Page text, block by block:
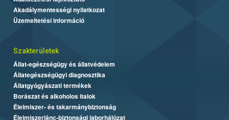
Akadálymentességi nyilatkozat
Üzemeltetési információ
Szakterületek
Állat-egészségügy és állatvédelem
Állategészségügyi diagnosztika
Állatgyógyászati termékek
Borászat és alkoholos italok
Élelmiszer- és takarmánybiztonság
Élelmiszerlánc-biztonsági laborhálózat